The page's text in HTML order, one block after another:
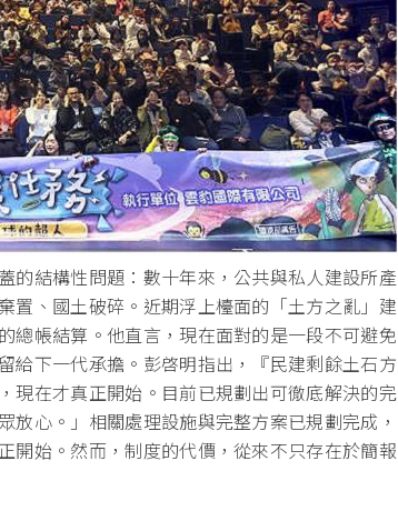
的結構性問題：數十年來， 公共與私人建設所產
置、國土破碎。近期浮上檯面的「土方之亂」 建
總帳結算。他直言，現在面對的是一段不可避免
給下一代承擔。 彭啓明指出，『民建剩餘土石方
現在才真正開始。 目前已規劃出可徹底解決的完
放心。」 相關處理設施與完整方案已規劃完成，
開始。然而，制度的代價，從來不只存在於簡報